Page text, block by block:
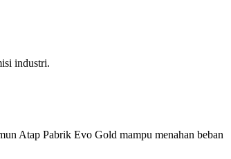
industri.
Atap Pabrik Evo Gold mampu menahan beban